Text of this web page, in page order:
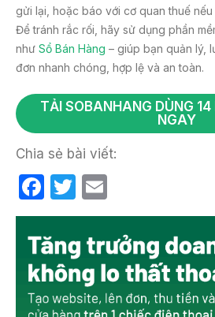
gửi lại, hoặc báo với cơ quan thuế
Để tránh rắc rối, hãy sử dụng phần
như Sổ Bán Hàng – giúp bạn quản lý,
đơn nhanh chóng, hợp lệ và an toàn.
TẢI SOBANHANG DÙNG 14
NGAY
Chia sẻ bài viết:
F
a
c
e
b
T
w
itt
er
m
ail